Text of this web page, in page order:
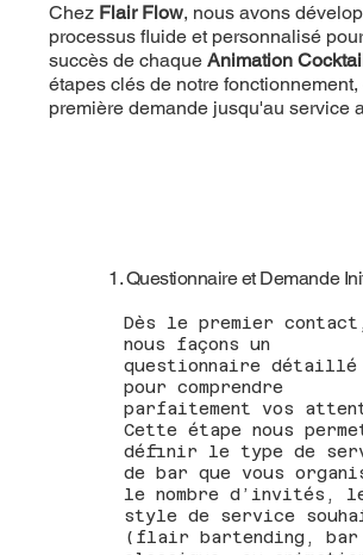
Chez Flair Flow, nous avons
processus fluide et personnalisé
succès de chaqueAnimation
étapes clés de notre
première demande jusqu'au service
1. Questionnaire et Demande
Dès le premier contact,
nous façons un
questionnaire détaillé
pour comprendre
parfaitement vos
Cette étape nous
définir le type de
de bar que vous
le nombre d’invités,
style de service
(flair bartending, bar